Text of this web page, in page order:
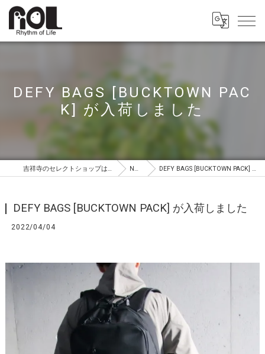
DEFY BAGS [BUCKTOWN PAC
K] が入荷しました
吉祥寺のセレクトショップはROL（ロル） NEWS DEFY BAGS [BUCKTOWN PACK] が入荷しました
DEFY BAGS [BUCKTOWN PACK] が入荷しました
2022/04/04